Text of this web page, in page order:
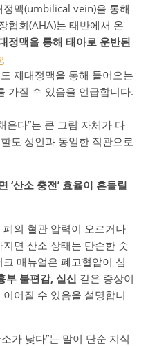
맥(umbilical vein)을 통해
협회(AHA)는 태반에서 온
정맥을 통해 태아로 운반된
제대정맥을 통해 들어오는
가질 수 있음을 언급합니다.
운다”는 큰 그림 자체가 다
도 성인과 동일한 직관으로
‘산소 충전’ 효율이 흔들릴
의 혈관 압력이 오르거나
면 산소 상태는 단순한 숫
매뉴얼은 폐고혈압이 심
부 불편감, 실신 같은 증상이
어질 수 있음을 설명합니
가 낮다”는 말이 단순 지식